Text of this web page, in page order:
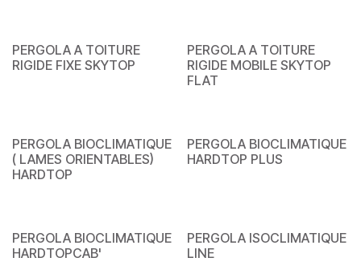
PERGOLA A TOITURE
RIGIDE FIXE SKYTOP
PERGOLA A TOITURE
RIGIDE MOBILE SKYTOP
FLAT
PERGOLA BIOCLIMATIQUE
( LAMES ORIENTABLES)
HARDTOP
PERGOLA BIOCLIMATIQUE
HARDTOP PLUS
PERGOLA BIOCLIMATIQUE
HARDTOPCAB'
PERGOLA ISOCLIMATIQUE
LINE